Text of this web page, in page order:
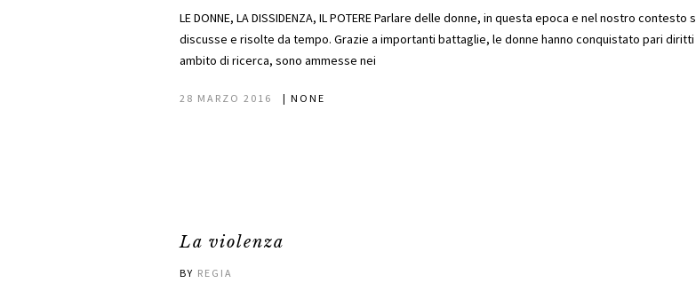
LE DONNE, LA DISSIDENZA, IL POTERE Parlare delle donne, in questa epoca e nel nostro
discusse e risolte da tempo. Grazie a importanti battaglie, le donne hanno conquistato pari
ambito di ricerca, sono ammesse nei
28 MARZO 2016 | NONE
La violenza
BY REGIA